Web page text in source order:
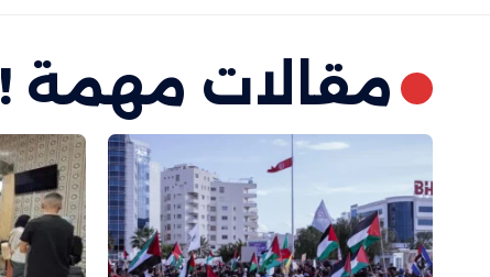
مقالات مهمة !